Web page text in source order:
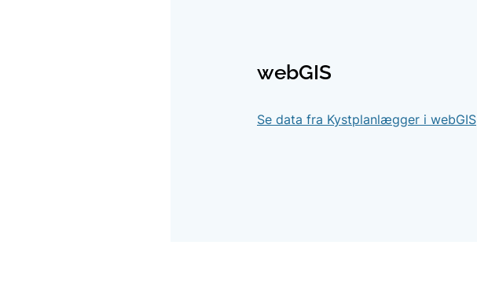
webGIS
Se data fra Kystplanlægger i webGIS